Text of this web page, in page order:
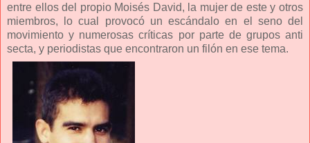
entre ellos del propio Moisés David, la mujer de este y otros
miembros, lo cual provocó un escándalo en el seno del
movimiento y numerosas críticas por parte de grupos anti
secta, y periodistas que encontraron un filón en ese tema.